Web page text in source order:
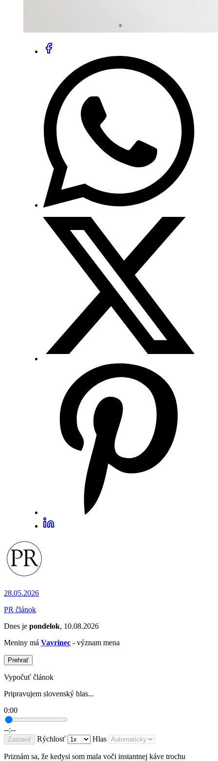
28.05.2026
PR článok
Dnes je pondelok, 10.08.2026
Meniny má Vavrinec - význam mena
Prehrať
Vypočuť článok
Pripravujem slovenský hlas...
0:00
--:--
Zastaviť Rýchlosť Hlas
Priznám sa, že kedysi som mala voči instantnej káve trochu